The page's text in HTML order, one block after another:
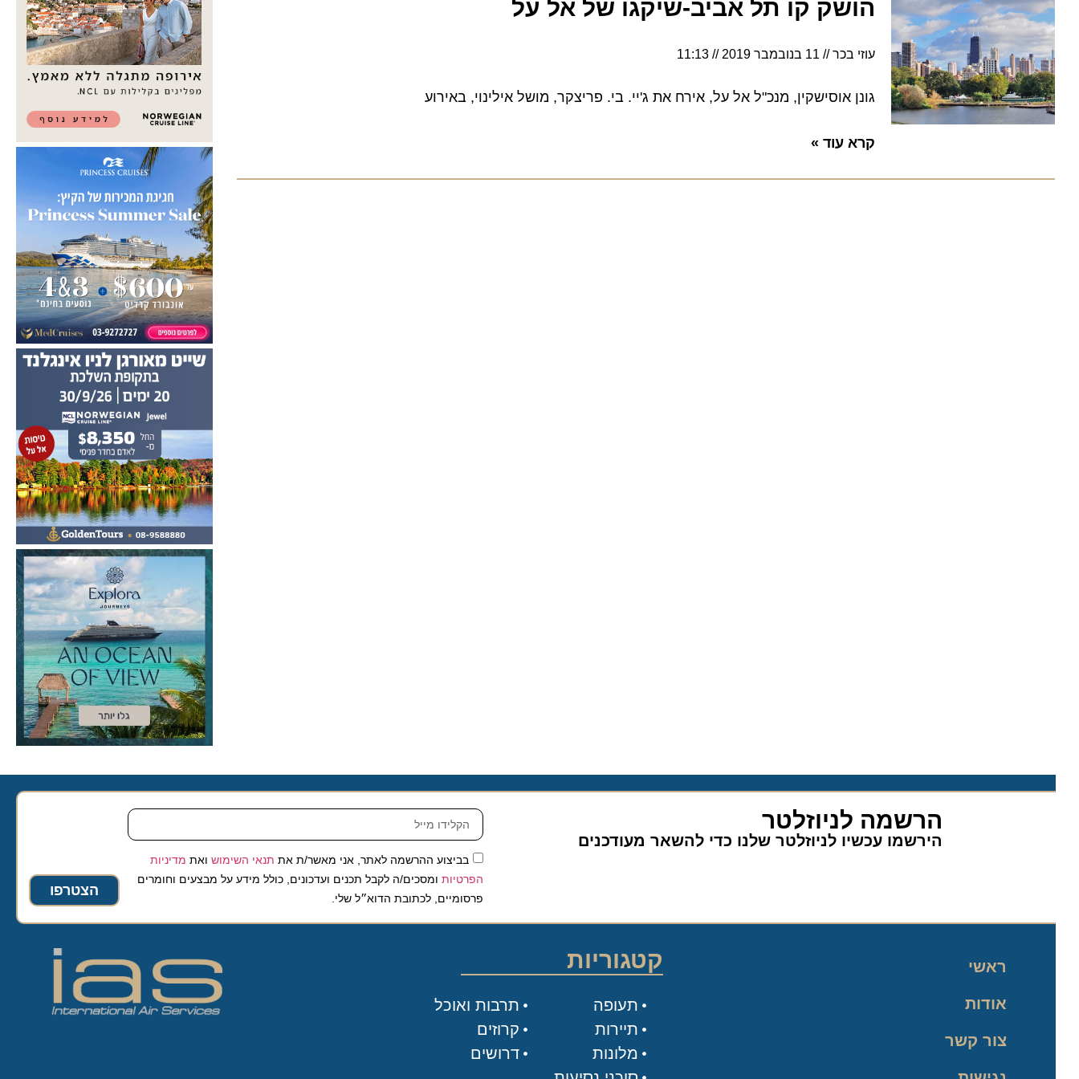
הושק קו תל אביב-שיקגו של אל על
עוזי בכר 11 בנובמבר 2019 11:13
גונן אוסישקין, מנכ"ל אל על, אירח את ג'יי. בי. פריצקר, מושל אילינוי, באירוע
קרא עוד »
הרשמה לניוזלטר
הירשמו עכשיו לניוזלטר שלנו כדי להשאר מעודכנים
בביצוע ההרשמה לאתר, אני מאשר/ת אתתנאי השימושואת מדיניות
הפרטיותומסכים/ה לקבל תכנים ועדכונים, כולל מידע על מבצעים וחומרים
פרסומיים, לכתובת הדוא״ל שלי.
הצטרפו
ראשי
אודות
צור קשר
קטגוריות
תעופה
תיירות
מלונות
תרבות ואוכל
קרוזים
דרושים